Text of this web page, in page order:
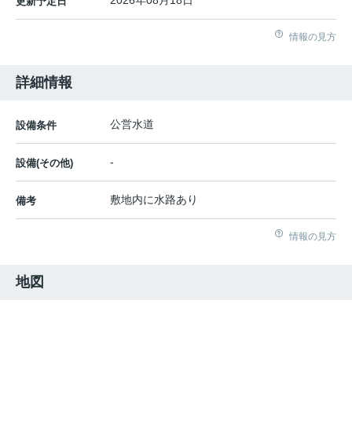
情報の見方
詳細情報
設備条件 公営水道
設備(その他) -
備考 敷地内に水路あり
情報の見方
地図